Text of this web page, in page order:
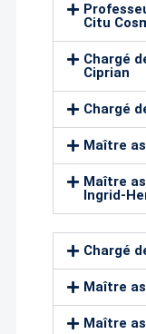
Citu
Chargé
Ciprian
Chargé
Maître
Maître
Ingrid-
Chargé
Maître
Maître